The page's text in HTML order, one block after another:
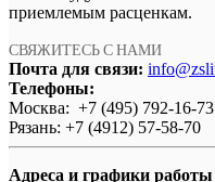
приемлемым расценкам.
СВЯЖИТЕСЬ С НАМИ
Почта для связи:
Телефоны:
Москва: +7 (495) 792-16-73
Рязань: +7 (4912) 57-58-70
Адреса и графики